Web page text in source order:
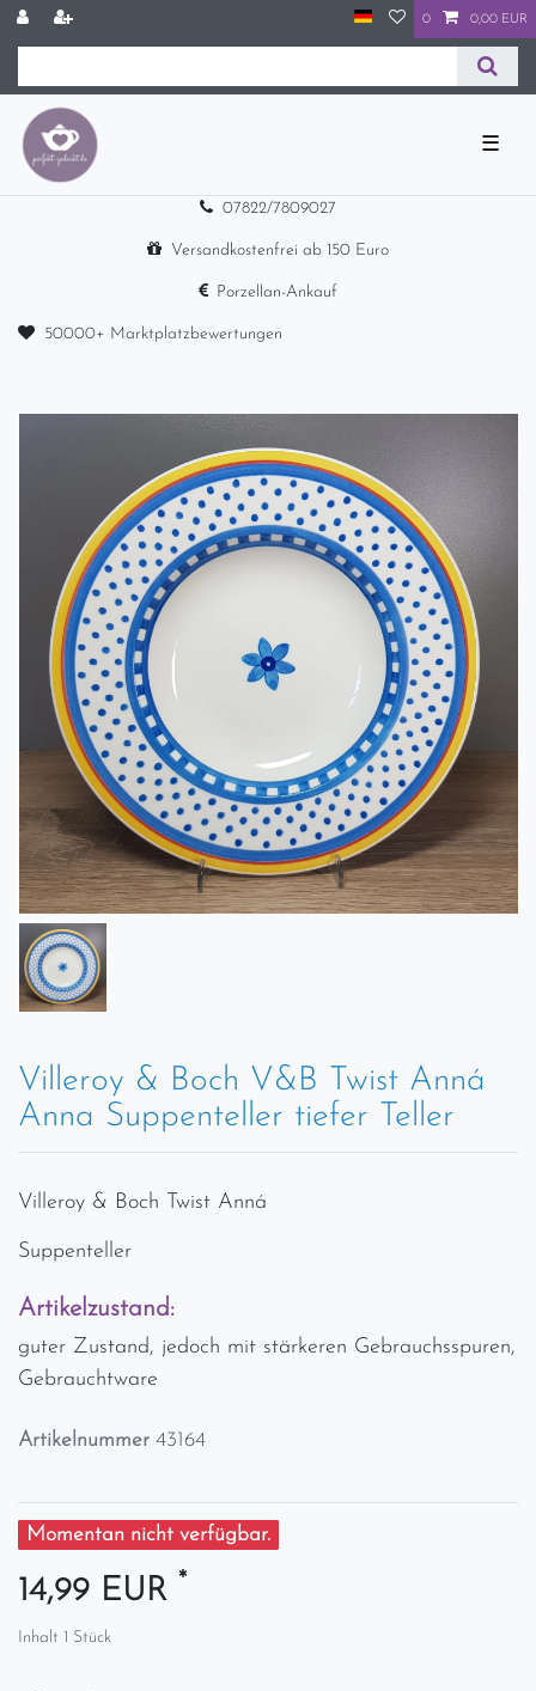
0 0,00 EUR
☰
07822/7809027
Versandkostenfrei ab 150 Euro
Porzellan-Ankauf
50000+ Marktplatzbewertungen
Villeroy & Boch V&B Twist Anná
Anna Suppenteller tiefer Teller
Villeroy & Boch Twist Anná
Suppenteller
Artikelzustand:
guter Zustand, jedoch mit stärkeren Gebrauchsspuren,
Gebrauchtware
Artikelnummer 43164
Momentan nicht verfügbar.
14,99 EUR *
Inhalt 1 Stück